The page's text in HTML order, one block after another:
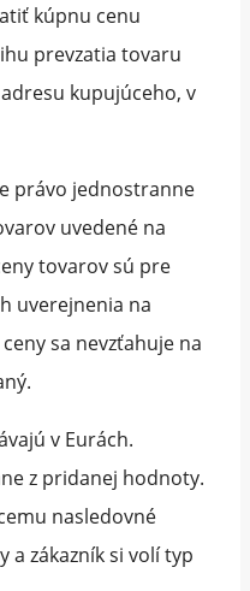
kúpnu cenu
prevzatia tovaru
kupujúceho, v
právo jednostranne
uvedené na
tovarov sú pre
uverejnenia na
sa nevzťahuje na
v Eurách.
z pridanej hodnoty.
nasledovné
a zákazník si volí typ